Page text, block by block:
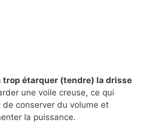
trop étarquer (tendre) la drisse
une voile creuse, ce qui
de conserver du volume et
la puissance.